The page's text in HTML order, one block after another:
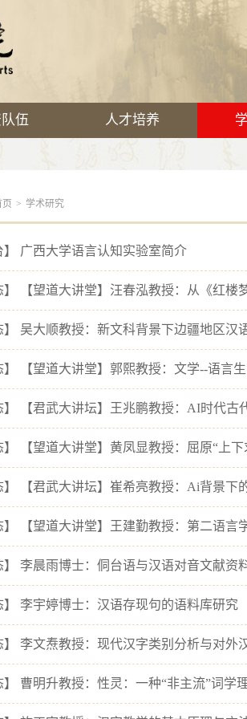
伍 人才培养
页 > 学术研究
】 广西大学语言认知实验室简介
】 【望道大讲堂】汪春泓教授：从《红楼
】 吴大顺教授：新文科背景下边疆地区
】 【望道大讲堂】郭熙教授：文学--语言
】 【君武大讲坛】王兆鹏教授：AI时代古
】 【望道大讲堂】黄凤显教授：屈原“上下
】 【君武大讲坛】崔希亮教授：Ai背景下
】 李晨雨博士：侗台语与汉语对音文献资
】 李宇婷博士：汉语存现句的语料库研究
】 李文焘教授：现代汉字类别分析与对外
】 曹明升教授：性灵：一种“非主流”词学